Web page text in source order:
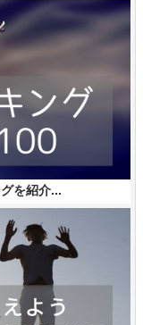
を紹介...